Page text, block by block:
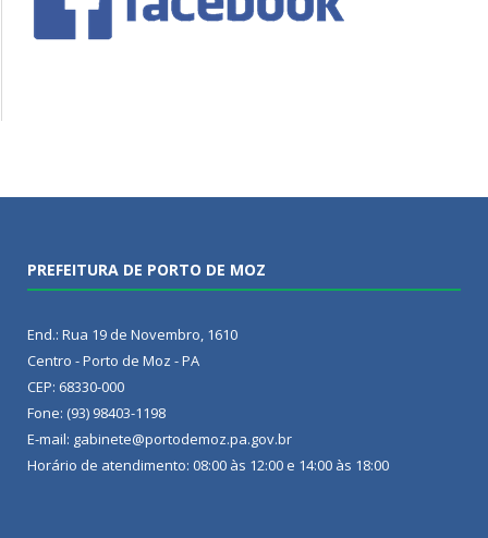
PREFEITURA DE PORTO DE MOZ
End.: Rua 19 de Novembro, 1610
Centro - Porto de Moz - PA
CEP: 68330-000
Fone: (93) 98403-1198
E-mail: gabinete@portodemoz.pa.gov.br
Horário de atendimento: 08:00 às 12:00 e 14:00 às 18:00